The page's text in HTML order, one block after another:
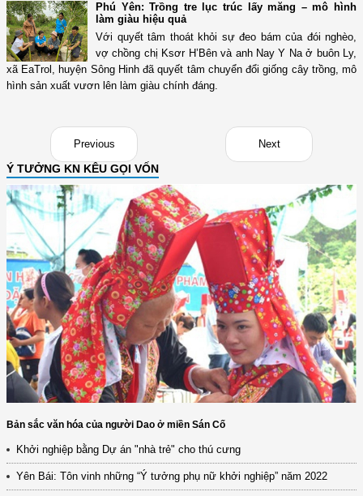
Phú Yên: Trồng tre lục trúc lấy măng – mô hình
làm giàu hiệu quả
Với quyết tâm thoát khỏi sự đeo bám của đói nghèo,
vợ chồng chị Ksơr H’Bên và anh Nay Y Na ở buôn Ly,
xã EaTrol, huyện Sông Hinh đã quyết tâm chuyển đổi giống cây trồng, mô
hình sản xuất vươn lên làm giàu chính đáng.
Previous Next
Ý TƯỞNG KN KÊU GỌI VỐN
Bản sắc văn hóa của người Dao ở miền Sán Cố
Khởi nghiệp bằng Dự án "nhà trẻ" cho thú cưng
Yên Bái: Tôn vinh những “Ý tưởng phụ nữ khởi nghiệp” năm 2022